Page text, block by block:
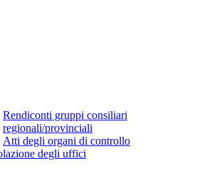
Rendiconti gruppi consiliari
regionali/provinciali
Atti degli organi di controllo
degli uffici